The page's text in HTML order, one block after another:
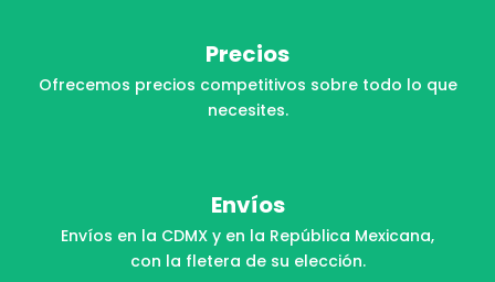
Precios
Ofrecemos precios competitivos sobre todo lo que
necesites.
Envíos
Envíos en la CDMX y en la República Mexicana,
con la fletera de su elección.